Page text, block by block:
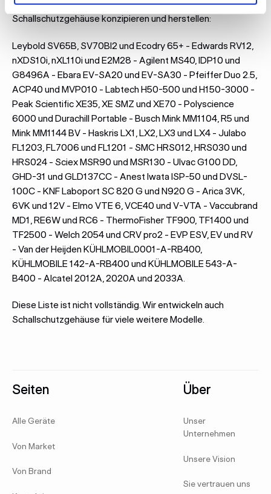
Hier sind einige der Modelle, für die wir am häufigsten
Schallschutzgehäuse konzipieren und herstellen:
Leybold SV65B, SV70BI2 und Ecodry 65+ - Edwards RV12,
nXDS10i, nXL110i und E2M28 - Agilent MS40, IDP10 und
G8496A - Ebara EV-SA20 und EV-SA30 - Pfeiffer Duo 2.5,
ACP40 und MVP010 - Labtech H50-500 und H150-3000 -
Peak Scientific XE35, XE SMZ und XE70 - Polyscience
6000 und Durachill Portable - Busch Mink MM1104, R5 und
Mink MM1144 BV - Haskris LX1, LX2, LX3 und LX4 - Julabo
FL1203, FL7006 und FL1201 - SMC HRS012, HRS030 und
HRS024 - Sciex MSR90 und MSR130 - Ulvac G100 DD,
GHD-31 und GLD137CC - Anest Iwata ISP-50 und DVSL-
100C - KNF Laboport SC 820 G und N920 G - Arica 3VK,
6VK und 12V - Elmo VTE 6, VCE40 und V-VTA - Vaccubrand
MD1, RE6W und RC6 - ThermoFisher TF900, TF1400 und
TF2500 - Welch 2054 und CRV pro2 - EVP ESV, EV und RV
- Van der Heijden KÜHLMOBIL0001-A-RB400,
KÜHLMOBILE 142-A-RB400 und KÜHLMOBILE 543-A-
B400 - Alcatel 2012A, 2020A und 2033A.
Diese Liste ist nicht vollständig. Wir entwickeln auch
Schallschutzgehäuse für viele weitere Modelle.
Seiten
Alle Geräte
Von Market
Von Brand
Über
Unser
Unternehmen
Unsere Vision
Sie vertrauen uns